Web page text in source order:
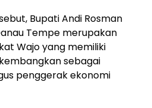
Bupati Andi Rosman
Tempe merupakan
Wajo yang memiliki
sebagai
penggerak ekonomi